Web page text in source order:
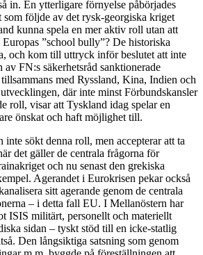
in. En ytterligare förnyelse påbörjades
som följde av det rysk-georgiska kriget
kunna spela en mer aktiv roll utan att
”school bully”? De historiska
och kom till uttryck inför beslutet att inte
FN:s säkerhetsråd sanktionerade
med Ryssland, Kina, Indien och
där inte minst Förbundskansler
roll, visar att Tyskland idag spelar en
önskat och haft möjlighet till.
inte sökt denna roll, men accepterar att ta
det gäller de centrala frågorna för
och nu senast den grekiska
Agerandet i Eurokrisen pekar också
sitt agerande genom de centrala
– i detta fall EU. I Mellanöstern har
ISIS militärt, personellt och materiellt
sidan – tyskt stöd till en icke-statlig
Den långsiktiga satsning som genom